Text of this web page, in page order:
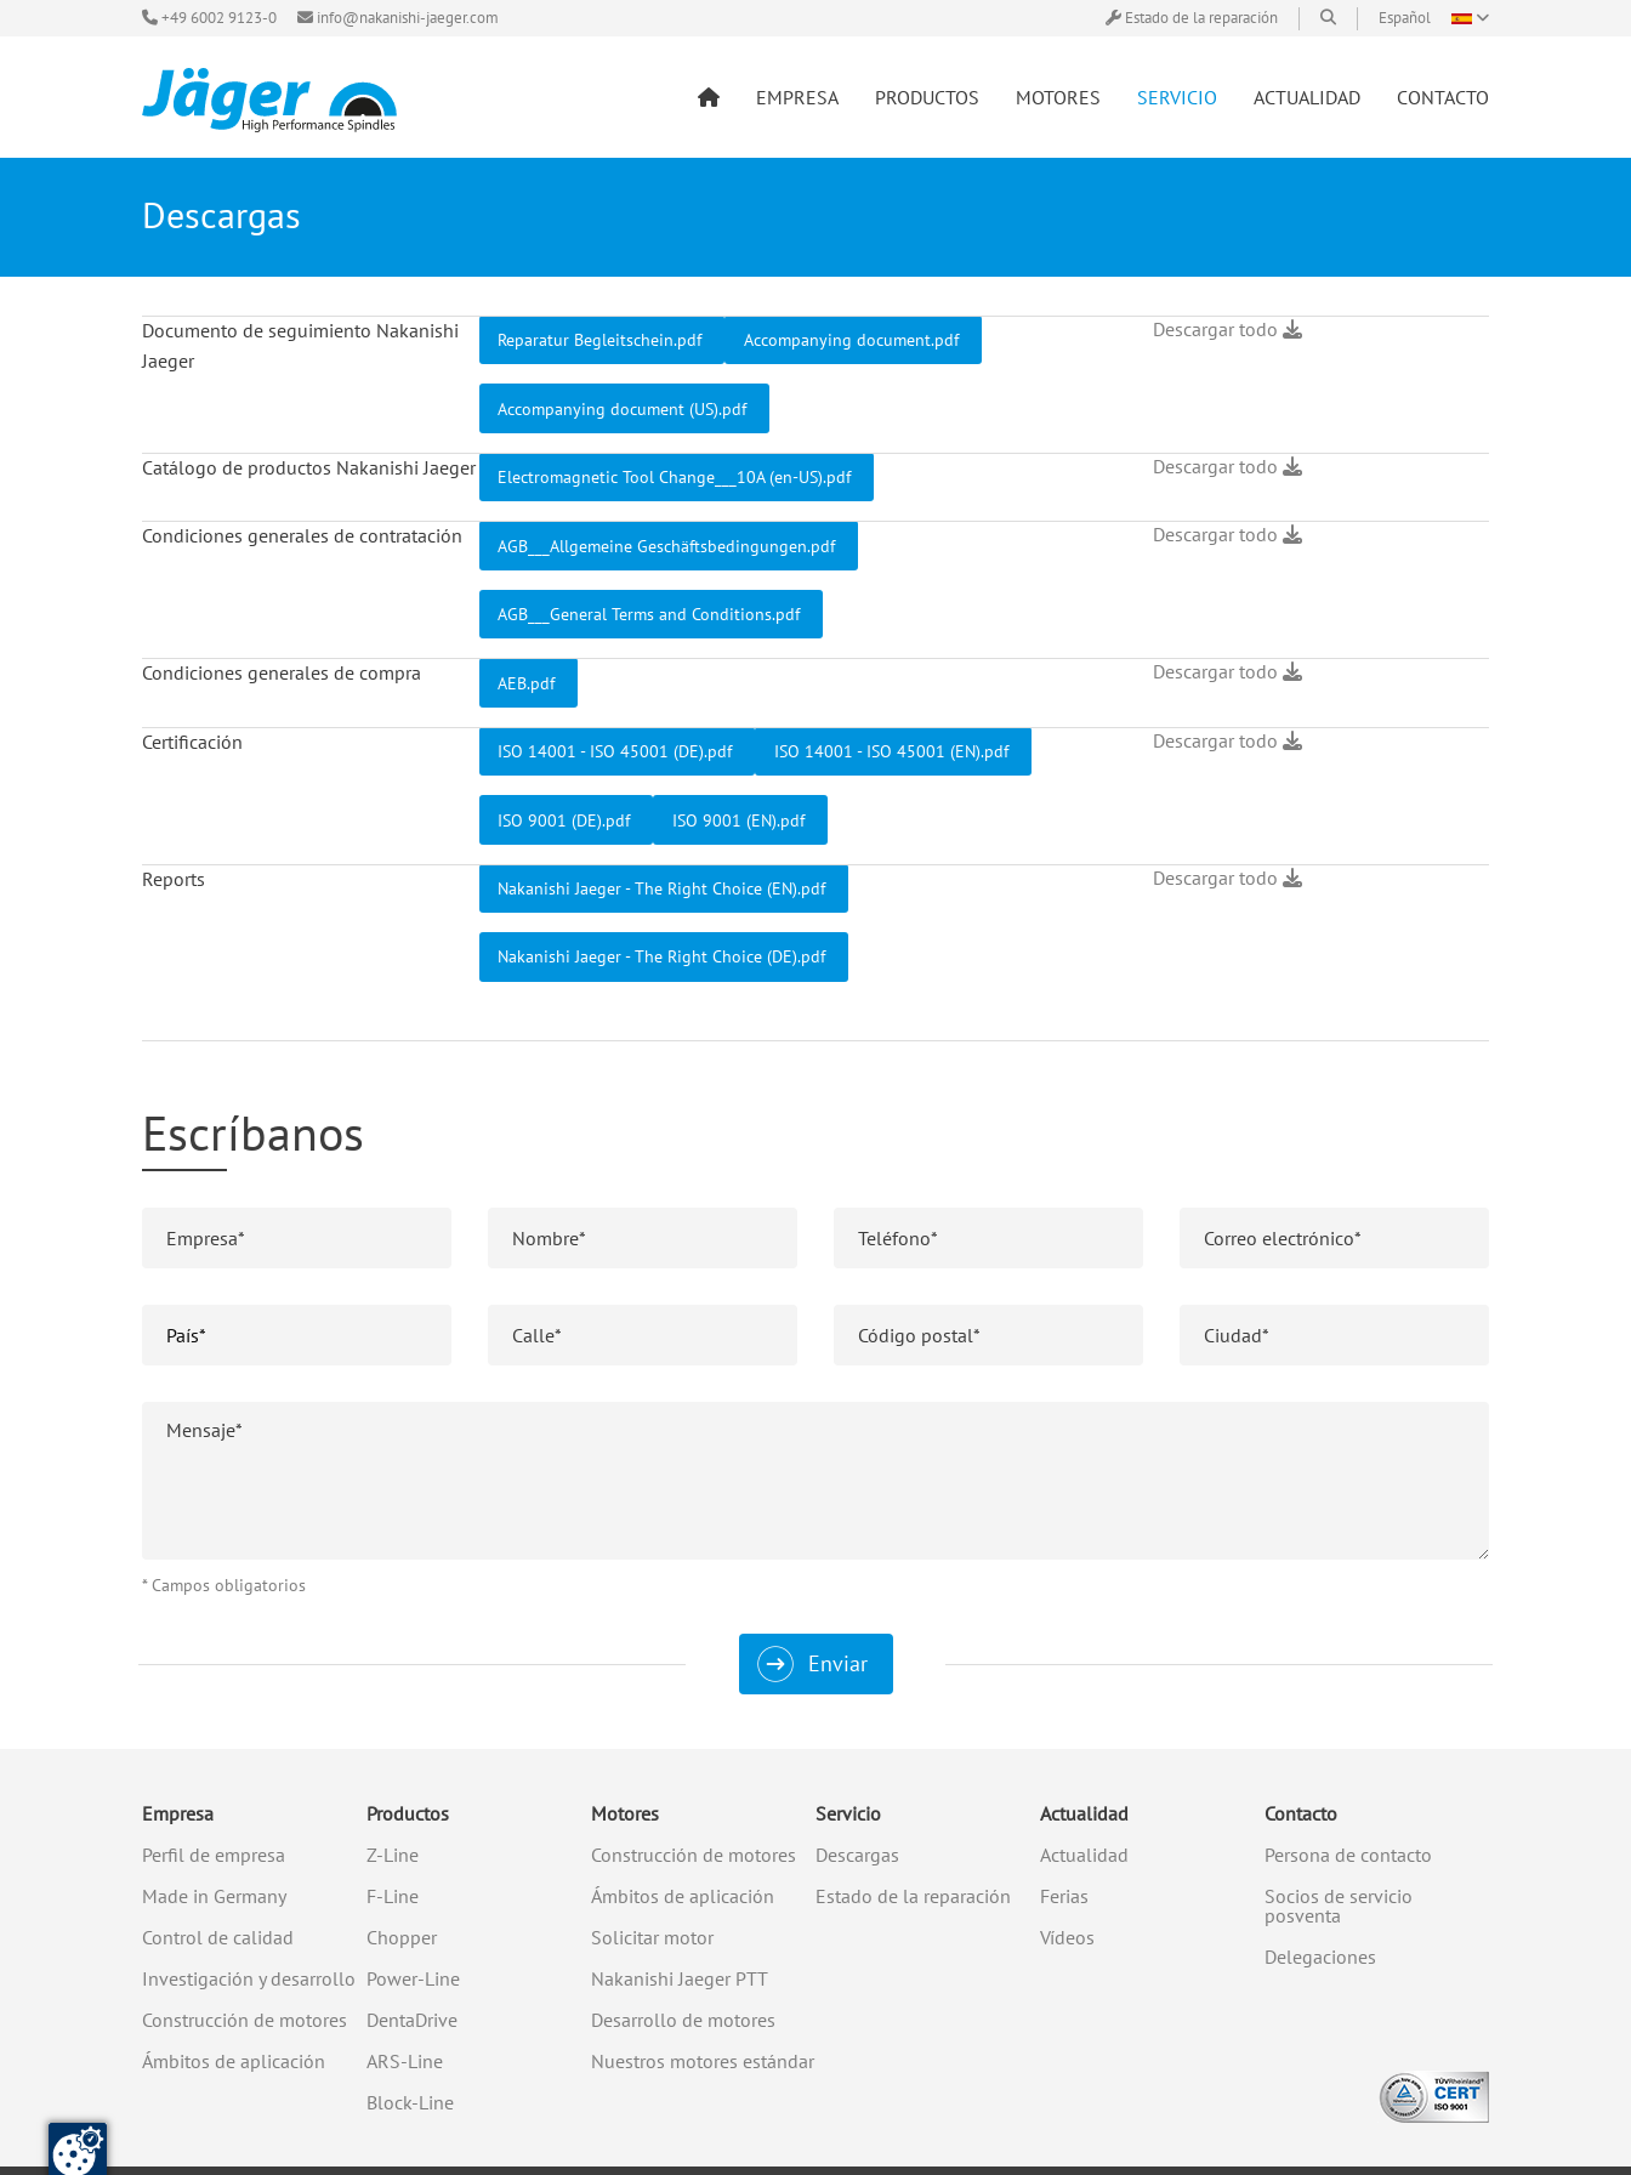
+49 6002 9123-0 info@nakanishi-jaeger.com Estado de la reparación Español
EMPRESA PRODUCTOS MOTORES SERVICIO ACTUALIDAD CONTACTO
Descargas
Documento de seguimiento Nakanishi
Jaeger
Reparatur Begleitschein.pdf Accompanying document.pdf
Accompanying document (US).pdf
Descargar todo
Catálogo de productos Nakanishi Jaeger Electromagnetic Tool Change___10A (en-US).pdf Descargar todo
Condiciones generales de contratación AGB___Allgemeine Geschäftsbedingungen.pdf
AGB___General Terms and Conditions.pdf
Descargar todo
Condiciones generales de compra AEB.pdf Descargar todo
Certificación ISO 14001 - ISO 45001 (DE).pdf ISO 14001 - ISO 45001 (EN).pdf
ISO 9001 (DE).pdf ISO 9001 (EN).pdf
Descargar todo
Reports Nakanishi Jaeger - The Right Choice (EN).pdf
Nakanishi Jaeger - The Right Choice (DE).pdf
Descargar todo
Escríbanos
* Campos obligatorios
Enviar
Empresa
Perfil de empresa
Made in Germany
Control de calidad
Investigación y desarrollo
Construcción de motores
Ámbitos de aplicación
Productos
Z-Line
F-Line
Chopper
Power-Line
DentaDrive
ARS-Line
Block-Line
Motores
Construcción de motores
Ámbitos de aplicación
Solicitar motor
Nakanishi Jaeger PTT
Desarrollo de motores
Nuestros motores estándar
Servicio
Descargas
Estado de la reparación
Actualidad
Actualidad
Ferias
Vídeos
Contacto
Persona de contacto
Socios de servicio
posventa
Delegaciones